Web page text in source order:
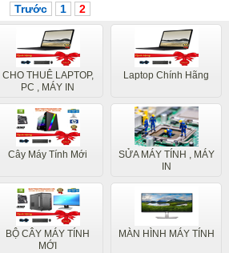
Trước 1 2
CHO THUÊ LAPTOP,
PC , MÁY IN
Laptop Chính Hãng
Cây Máy Tính Mới
SỬA MÁY TÍNH , MÁY
IN
BỘ CÂY MÁY TÍNH
MỚI
MÀN HÌNH MÁY TÍNH